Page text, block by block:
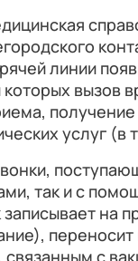
линии
которых вызов
услуг (в
так и с
на
переносит
с